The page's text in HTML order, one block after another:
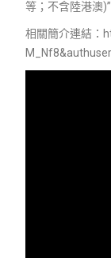
等；不含陸港澳)”
相關簡介連結：